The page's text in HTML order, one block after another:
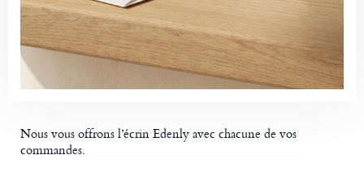
Nous vous offrons l’écrin Edenly avec chacune de vos
commandes.